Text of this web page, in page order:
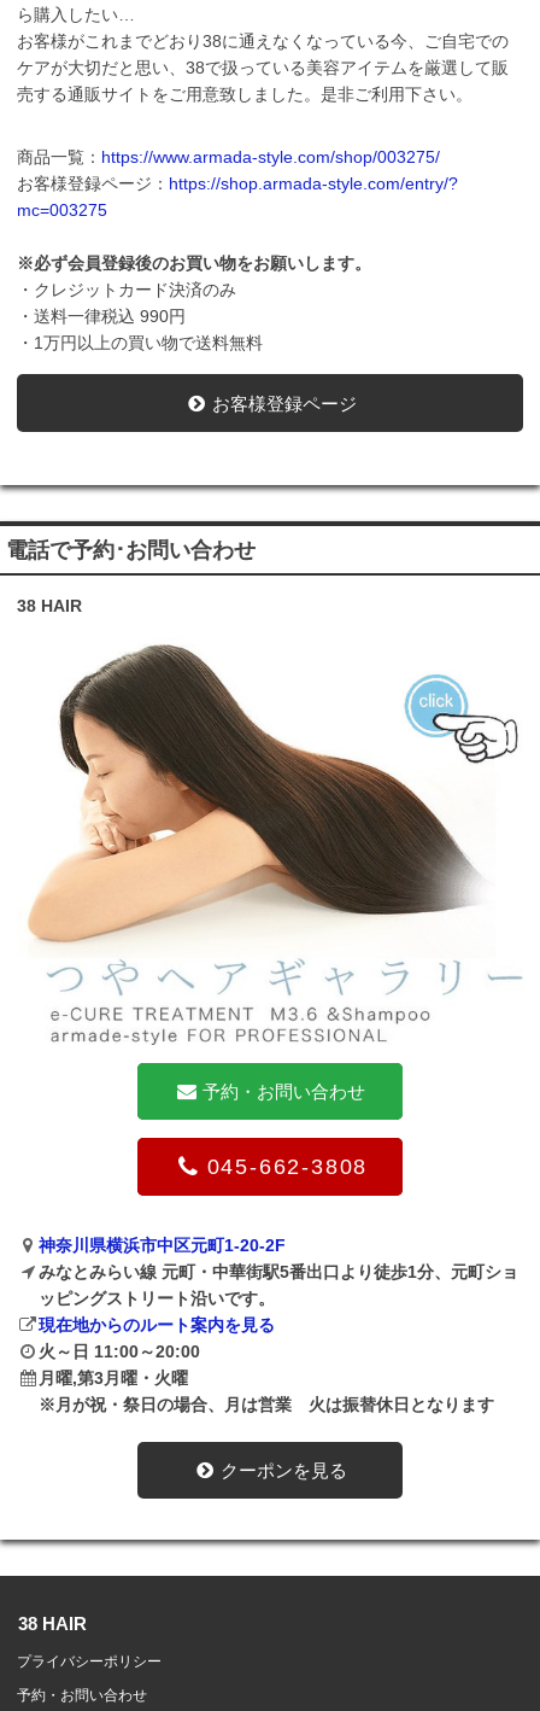
ら購入したい…
お客様がこれまでどおり38に通えなくなっている今、ご自宅での
ケアが大切だと思い、38で扱っている美容アイテムを厳選して販
売する通販サイトをご用意致しました。是非ご利用下さい。
商品一覧： https://www.armada-style.com/shop/003275/
お客様登録ページ： https://shop.armada-style.com/entry/?
mc=003275
※必ず会員登録後のお買い物をお願いします。
・クレジットカード決済のみ
・送料一律税込 990円
・1万円以上の買い物で送料無料
お客様登録ページ
電話で予約･お問い合わせ
38 HAIR
予約・お問い合わせ
045-662-3808
神奈川県横浜市中区元町1-20-2F
みなとみらい線 元町・中華街駅5番出口より徒歩1分、元町ショ
ッピングストリート沿いです。
現在地からのルート案内を見る
火～日 11:00～20:00
月曜,第3月曜・火曜
※月が祝・祭日の場合、月は営業 火は振替休日となります
クーポンを見る
38 HAIR
プライバシーポリシー
予約・お問い合わせ